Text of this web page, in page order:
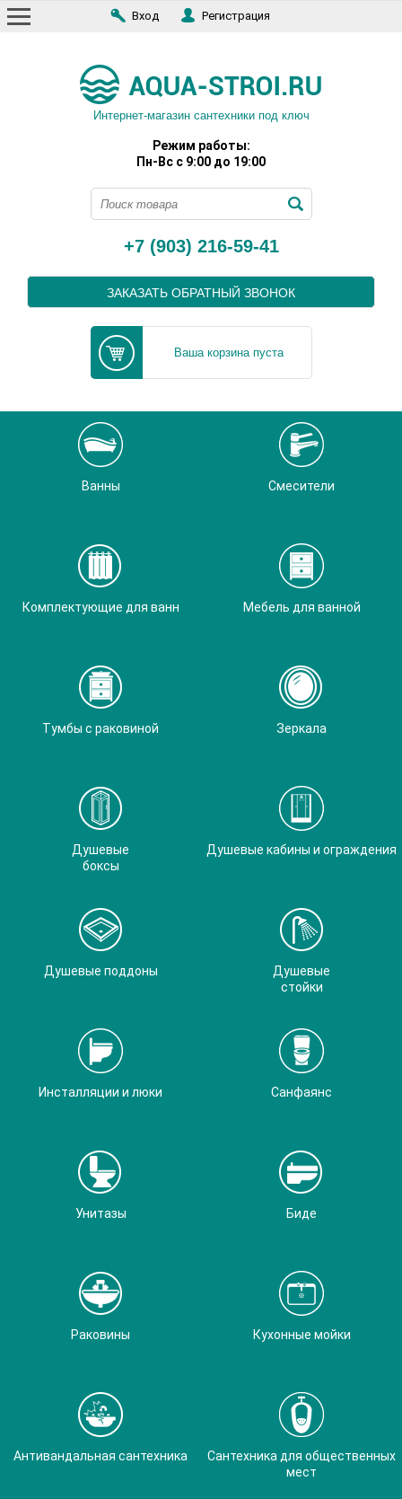
Вход Регистрация
Интернет-магазин сантехники под ключ
Режим работы:
Пн-Вс с 9:00 до 19:00
+7 (903) 216-59-41
ЗАКАЗАТЬ ОБРАТНЫЙ ЗВОНОК
Ваша корзина пуста
Ванны Смесители
Комплектующие для ванн Мебель для ванной
Тумбы с раковиной Зеркала
Душевые
боксы
Душевые кабины и ограждения
Душевые поддоны
Душевые
стойки
Инсталляции и люки Санфаянс
Унитазы Биде
Раковины Кухонные мойки
Антивандальная сантехника
Сантехника для общественных
мест